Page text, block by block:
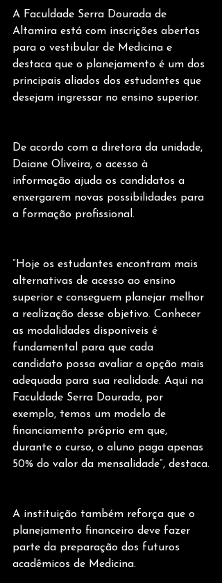
A Faculdade Serra Dourada de
Altamira está com inscrições abertas
para o vestibular de Medicina e
destaca que o planejamento é um dos
principais aliados dos estudantes que
desejam ingressar no ensino superior.
De acordo com a diretora da unidade,
Daiane Oliveira, o acesso à
informação ajuda os candidatos a
enxergarem novas possibilidades para
a formação profissional.
“Hoje os estudantes encontram mais
alternativas de acesso ao ensino
superior e conseguem planejar melhor
a realização desse objetivo. Conhecer
as modalidades disponíveis é
fundamental para que cada
candidato possa avaliar a opção mais
adequada para sua realidade. Aqui na
Faculdade Serra Dourada, por
exemplo, temos um modelo de
financiamento próprio em que,
durante o curso, o aluno paga apenas
50% do valor da mensalidade”, destaca.
A instituição também reforça que o
planejamento financeiro deve fazer
parte da preparação dos futuros
acadêmicos de Medicina.